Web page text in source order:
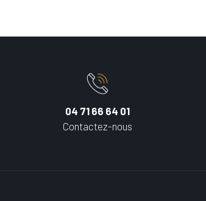
04 71 66 64 01
Contactez-nous